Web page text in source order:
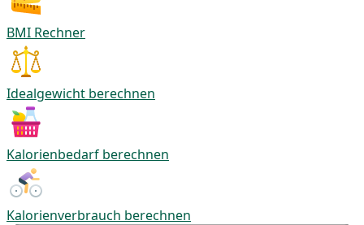
BMI Rechner
Idealgewicht berechnen
Kalorienbedarf berechnen
Kalorienverbrauch berechnen